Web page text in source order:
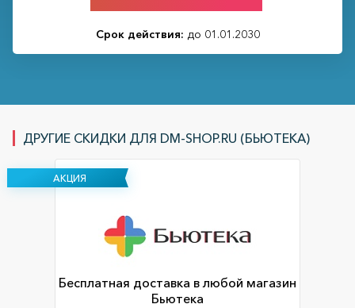
Срок действия: до 01.01.2030
ДРУГИЕ СКИДКИ ДЛЯ DM-SHOP.RU (БЬЮТЕКА)
АКЦИЯ
Бесплатная доставка в любой магазин
Бьютека